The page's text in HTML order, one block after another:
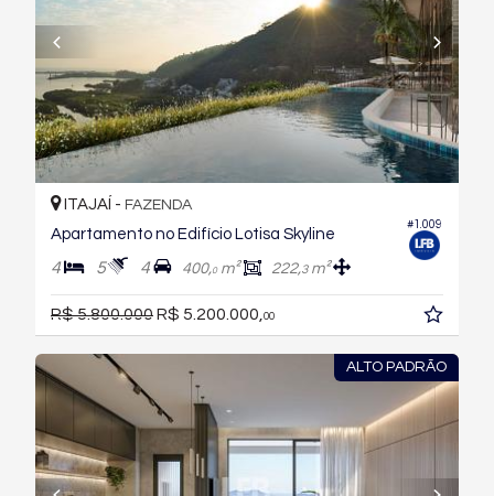
#1.009
ITAJAÍ - FAZENDA
Apartamento no Edifício Lotisa Skyline
4 5 4 400,0m² 222,3m²
R$ 5.800.000R$ 5.200.000, 00
ALTO PADRÃO